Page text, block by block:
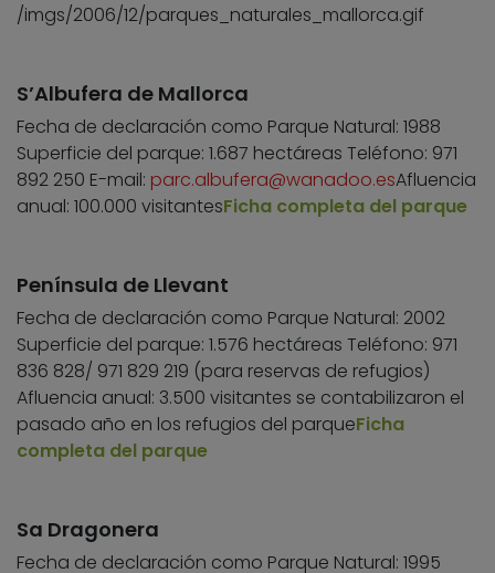
/imgs/2006/12/parques_naturales_mallorca.gif
S’Albufera de Mallorca
Fecha de declaración como Parque Natural: 1988
Superficie del parque: 1.687 hectáreas Teléfono: 971
892 250 E-mail: parc.albufera@wanadoo.esAfluencia
anual: 100.000 visitantesFicha completa del parque
Península de Llevant
Fecha de declaración como Parque Natural: 2002
Superficie del parque: 1.576 hectáreas Teléfono: 971
836 828/ 971 829 219 (para reservas de refugios)
Afluencia anual: 3.500 visitantes se contabilizaron el
pasado año en los refugios del parqueFicha
completa del parque
Sa Dragonera
Fecha de declaración como Parque Natural: 1995